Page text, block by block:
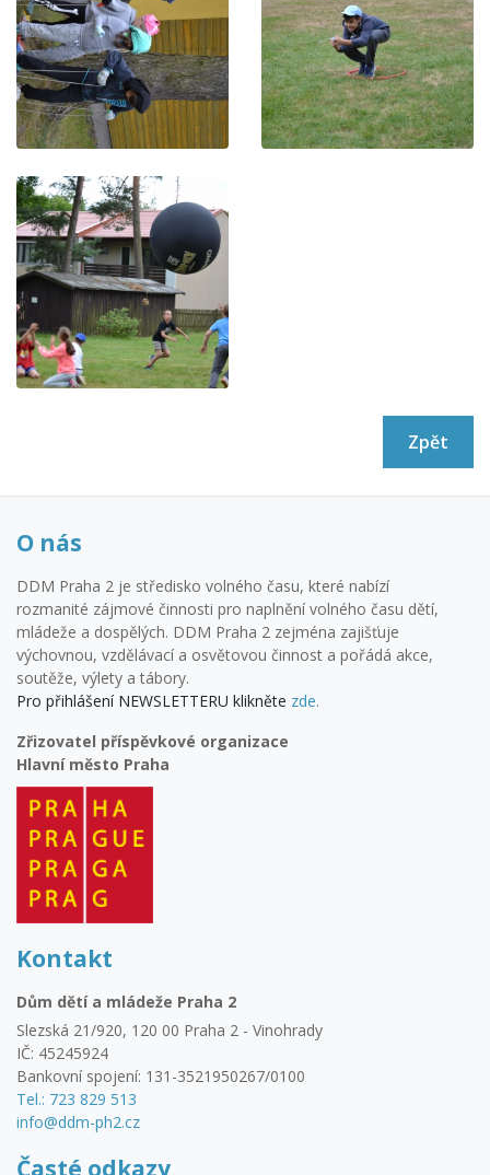
Zpět
O nás
DDM Praha 2 je středisko volného času, které nabízí
rozmanité zájmové činnosti pro naplnění volného času dětí,
mládeže a dospělých. DDM Praha 2 zejména zajišťuje
výchovnou, vzdělávací a osvětovou činnost a pořádá akce,
soutěže, výlety a tábory.
Pro přihlášení NEWSLETTERU klikněte zde.
Zřizovatel příspěvkové organizace
Hlavní město Praha
Kontakt
Dům dětí a mládeže Praha 2
Slezská 21/920, 120 00 Praha 2 - Vinohrady
IČ: 45245924
Bankovní spojení: 131-3521950267/0100
Tel.: 723 829 513
info@ddm-ph2.cz
Časté odkazy